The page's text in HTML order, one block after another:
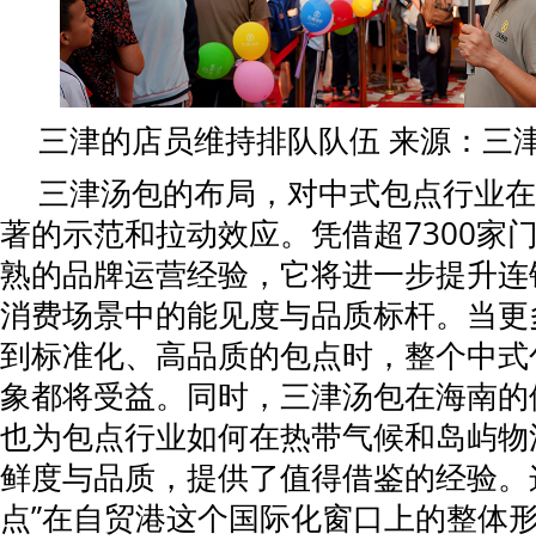
三津的店员维持排队队伍 来源：三
三津汤包的布局，对中式包点行业
著的示范和拉动效应。凭借超7300家
熟的品牌运营经验，它将进一步提升
消费场景中的能见度与品质标杆。当
到标准化、高品质的包点时，整个中
象都将受益。同时，三津汤包在海南
也为包点行业如何在热带气候和岛屿
鲜度与品质，提供了值得借鉴的经验
点”在自贸港这个国际化窗口上的整体